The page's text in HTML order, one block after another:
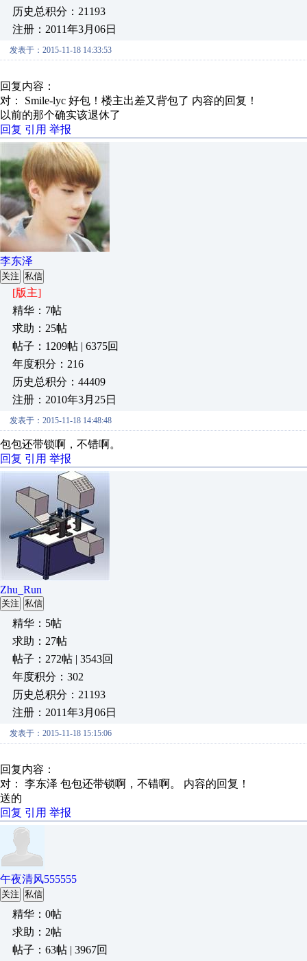
历史总积分：21193
注册：2011年3月06日
发表于：2015-11-18 14:33:53
回复内容：
对： Smile-lyc 好包！楼主出差又背包了 内容的回复！
以前的那个确实该退休了
回复 引用 举报
李东泽
关注 私信
[版主]
精华：7帖
求助：25帖
帖子：1209帖 | 6375回
年度积分：216
历史总积分：44409
注册：2010年3月25日
发表于：2015-11-18 14:48:48
包包还带锁啊，不错啊。
回复 引用 举报
Zhu_Run
关注 私信
精华：5帖
求助：27帖
帖子：272帖 | 3543回
年度积分：302
历史总积分：21193
注册：2011年3月06日
发表于：2015-11-18 15:15:06
回复内容：
对： 李东泽 包包还带锁啊，不错啊。 内容的回复！
送的
回复 引用 举报
午夜清风555555
关注 私信
精华：0帖
求助：2帖
帖子：63帖 | 3967回